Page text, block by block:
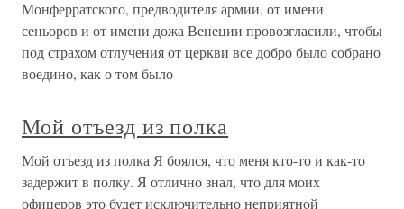
Монферратского, предводителя армии, от имени
сеньоров и от имени дожа Венеции провозгласили, чтобы
под страхом отлучения от церкви все добро было собрано
воедино, как о том было
Мой отъезд из полка
Мой отъезд из полка Я боялся, что меня кто-то и как-то
задержит в полку. Я отлично знал, что для моих
офицеров это будет исключительно неприятной